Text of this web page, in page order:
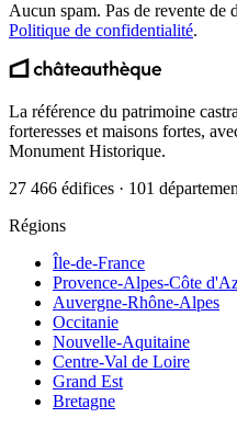
Aucun spam. Pas de revente de
Politique de confidentialité.
La référence du patrimoine
forteresses et maisons fortes,
Monument Historique.
27 466 édifices · 101
Régions
Île-de-France
Provence-Alpes-Côte
Auvergne-Rhône-Alpes
Occitanie
Nouvelle-Aquitaine
Centre-Val de Loire
Grand Est
Bretagne